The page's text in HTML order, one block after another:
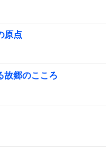
原点
故郷のこころ